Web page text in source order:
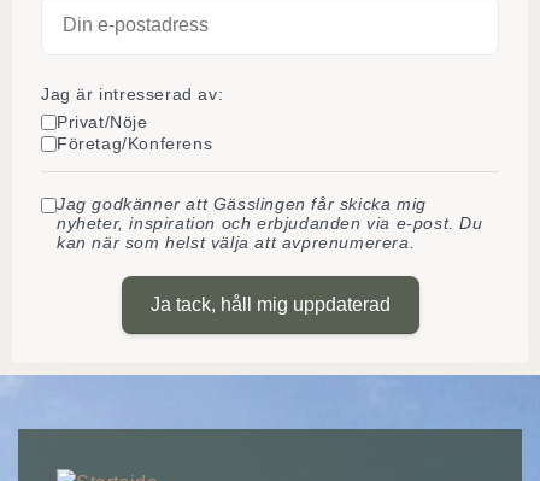
Jag är intresserad av:
Privat/Nöje
Företag/Konferens
Jag godkänner att Gässlingen får skicka mig
nyheter, inspiration och erbjudanden via e-post. Du
kan när som helst välja att avprenumerera.
Ja tack, håll mig uppdaterad